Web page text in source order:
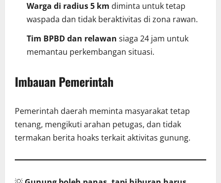
Warga di radius 5 km diminta untuk tetap
waspada dan tidak beraktivitas di zona rawan.
Tim BPBD dan relawan siaga 24 jam untuk
memantau perkembangan situasi.
Imbauan Pemerintah
Pemerintah daerah meminta masyarakat tetap
tenang, mengikuti arahan petugas, dan tidak
termakan berita hoaks terkait aktivitas gunung.